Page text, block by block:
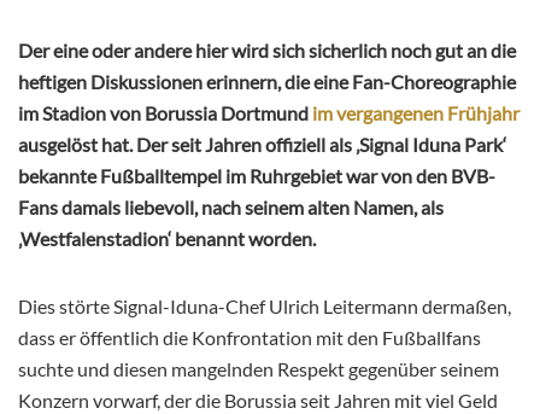
Der eine oder andere hier wird sich sicherlich noch gut an die
heftigen Diskussionen erinnern, die eine Fan-Choreographie
im Stadion von Borussia Dortmund im vergangenen Frühjahr
ausgelöst hat. Der seit Jahren offiziell als ‚Signal Iduna Park‘
bekannte Fußballtempel im Ruhrgebiet war von den BVB-
Fans damals liebevoll, nach seinem alten Namen, als
‚Westfalenstadion‘ benannt worden.
Dies störte Signal-Iduna-Chef Ulrich Leitermann dermaßen,
dass er öffentlich die Konfrontation mit den Fußballfans
suchte und diesen mangelnden Respekt gegenüber seinem
Konzern vorwarf, der die Borussia seit Jahren mit viel Geld